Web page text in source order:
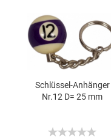
Schlüssel-​​An­hän­ger
Nr.12 D= 25 mm